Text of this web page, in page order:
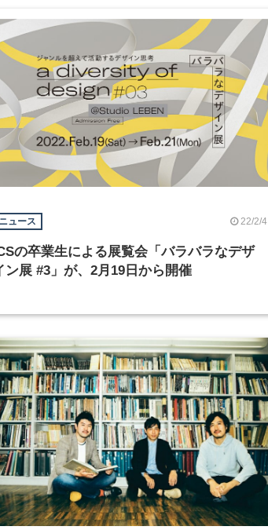
ニュース 22/2/4
の卒業生による展覧会「バラバラなデザ
ン展 #3」が、2月19日から開催